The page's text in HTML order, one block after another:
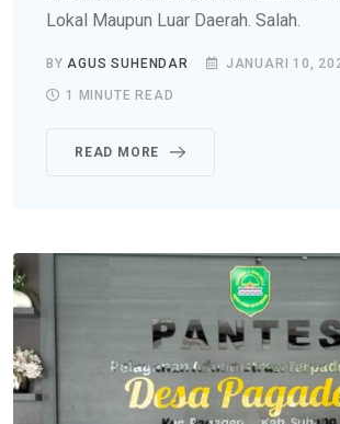
Lokal Maupun Luar Daerah. Salah.
BY AGUS SUHENDAR JANUARI 10,
1 MINUTE READ
READ MORE